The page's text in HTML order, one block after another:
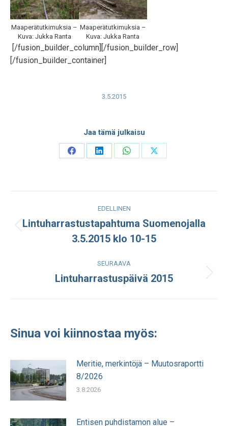
Maaperätutkimuksia –
Kuva: Jukka Ranta
Maaperätutkimuksia –
Kuva: Jukka Ranta
[/fusion_builder_column][/fusion_builder_row]
[/fusion_builder_container]
3.5.2015
Jaa tämä julkaisu
Share
Share
Share
Share
navigation
EDELLINEN
julkaisu:
Lintuharrastustapahtuma Suomenojalla
3.5.2015 klo 10-15
SEURAAVA
Seuraava
Lintuharrastuspäivä 2015
Sinua voi kiinnostaa myös:
Meritie, merkintöjä – Muutosraportti
8/2026
3.8.2026
Entisen puhdistamon alue –